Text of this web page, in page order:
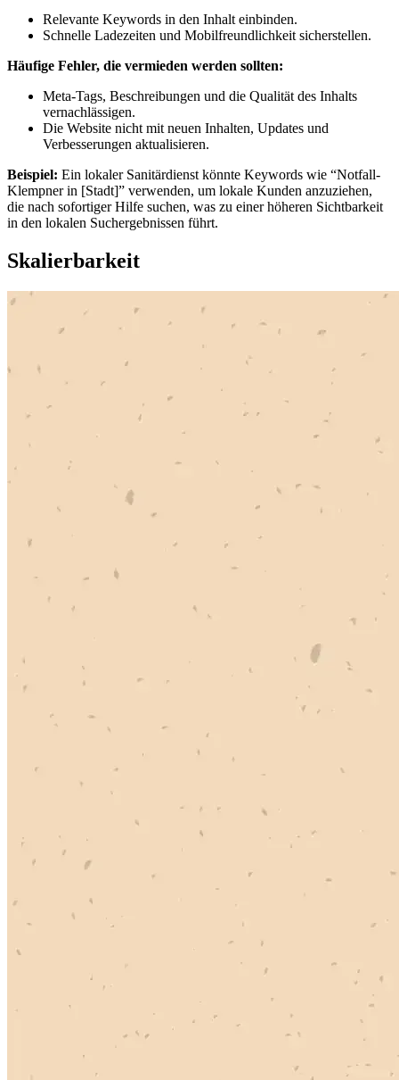
Relevante Keywords in den Inhalt einbinden.
Schnelle Ladezeiten und Mobilfreundlichkeit sicherstellen.
Häufige Fehler, die vermieden werden sollten:
Meta-Tags, Beschreibungen und die Qualität des Inhalts
vernachlässigen.
Die Website nicht mit neuen Inhalten, Updates und
Verbesserungen aktualisieren.
Beispiel: Ein lokaler Sanitärdienst könnte Keywords wie “Notfall-
Klempner in [Stadt]” verwenden, um lokale Kunden anzuziehen,
die nach sofortiger Hilfe suchen, was zu einer höheren Sichtbarkeit
in den lokalen Suchergebnissen führt.
Skalierbarkeit